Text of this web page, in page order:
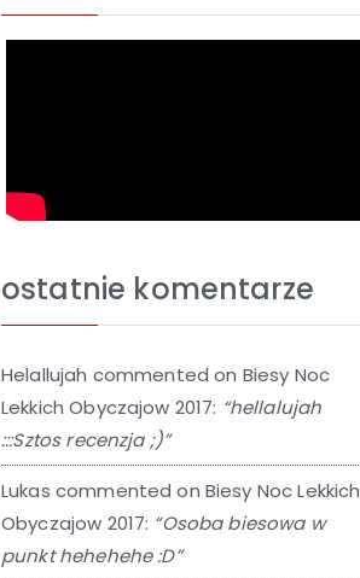
ostatnie komentarze
Helallujah commented on Biesy Noc
Lekkich Obyczajow 2017: “hellalujah
:::Sztos recenzja ;)”
Lukas commented on Biesy Noc Lekkich
Obyczajow 2017: “Osoba biesowa w
punkt hehehehe :D”